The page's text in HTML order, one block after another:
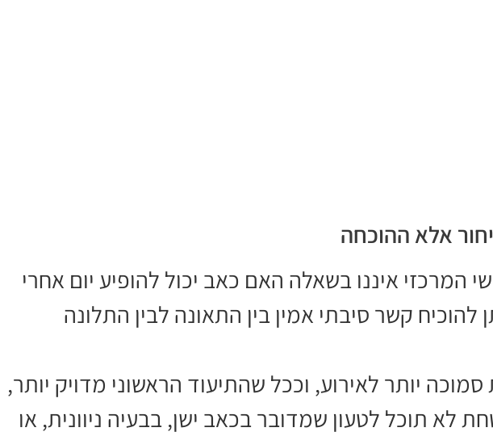
אלא ההוכחה
המרכזי איננו בשאלה האם כאב יכול להופיע יום אחרי
קשר סיבתי אמין בין התאונה לבין התלונה
יותר לאירוע, וככל שהתיעוד הראשוני מדויק יותר,
לא תוכל לטעון שמדובר בכאב ישן, בבעיה ניוונית, או